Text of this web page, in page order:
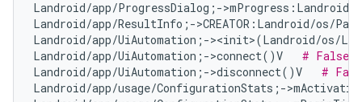
Landroid/app/ProgressDialog;-
Landroid/app/ResultInfo;->CREATOR:Landroid/os/
Landroid/app/UiAutomation;-><init>(Landroid/os/
Landroid/app/UiAutomation;->connect()V # False
Landroid/app/UiAutomation;->disconnect()V #
Landroid/app/usage/ConfigurationStats;-